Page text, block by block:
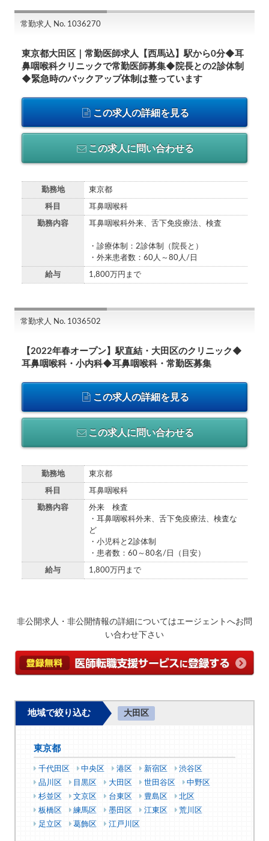
常勤求人 No. 1036270
東京都大田区｜常勤医師求人【西馬込】駅から0分◆耳
鼻咽喉科クリニックで常勤医師募集◆院長との2診体制
◆緊急時のバックアップ体制は整っています
この求人の詳細を見る
この求人に問い合わせる
勤務地 東京都
科目 耳鼻咽喉科
勤務内容 耳鼻咽喉科外来、舌下免疫療法、検査
・診療体制：2診体制（院長と）
・外来患者数：60人～80人/日
給与 1,800万円まで
常勤求人 No. 1036502
【2022年春オープン】駅直結・大田区のクリニック◆
耳鼻咽喉科・小内科◆耳鼻咽喉科・常勤医募集
この求人の詳細を見る
この求人に問い合わせる
勤務地 東京都
科目 耳鼻咽喉科
勤務内容
外来 検査
・耳鼻咽喉科外来、舌下免疫療法、検査な
ど
・小児科と2診体制
・患者数：60～80名/日（目安）
給与 1,800万円まで
非公開求人・非公開情報の詳細についてはエージェントへお問
い合わせ下さい
地域で絞り込む 大田区
東京都
千代田区 中央区 港区 新宿区
渋谷区
品川区
目黒区 大田区 世田谷区
中野区
杉並区
文京区 台東区 豊島区
北区
板橋区
練馬区 墨田区 江東区
荒川区
足立区
葛飾区 江戸川区